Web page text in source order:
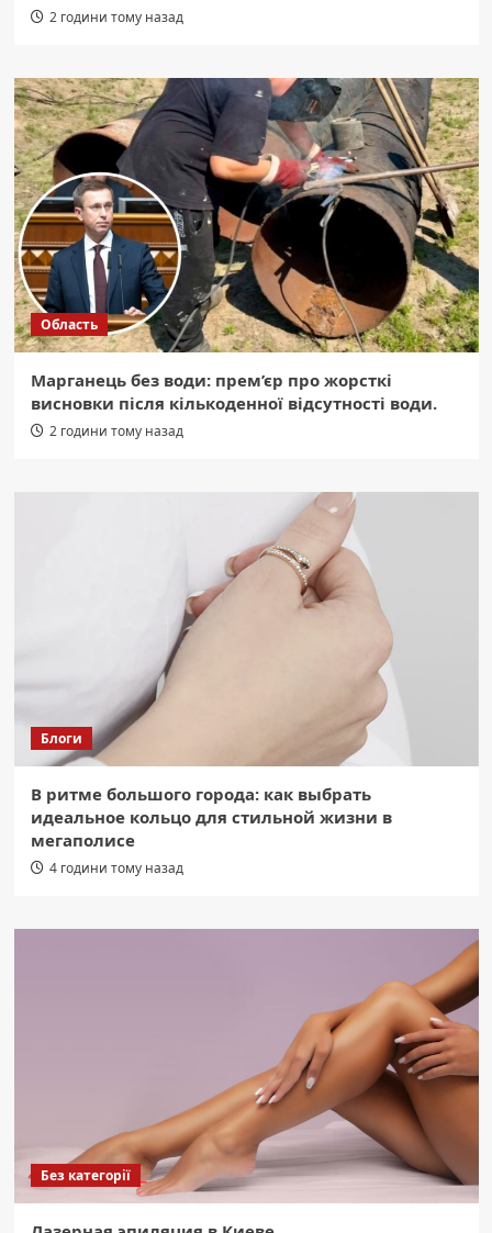
2 години тому назад
Область
Марганець без води: прем’єр про жорсткі
висновки після кількоденної відсутності води.
2 години тому назад
Блоги
В ритме большого города: как выбрать
идеальное кольцо для стильной жизни в
мегаполисе
4 години тому назад
Без категорії